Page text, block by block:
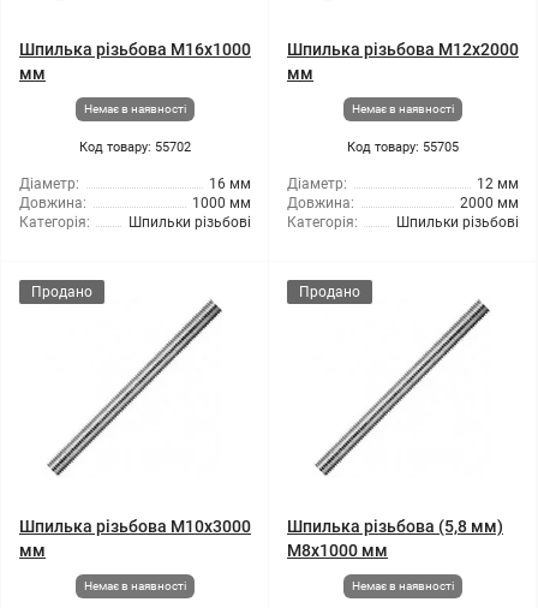
Шпилька різьбова M16x1000
мм
Немає в наявності
Код товару: 55702
Діаметр:
16 мм
Довжина:
1000 мм
Категорія:
Шпильки різьбові
Шпилька різьбова M12x2000
мм
Немає в наявності
Код товару: 55705
Діаметр:
12 мм
Довжина:
2000 мм
Категорія:
Шпильки різьбові
Продано
Шпилька різьбова M10x3000
мм
Немає в наявності
Продано
Шпилька різьбова (5,8 мм)
M8x1000 мм
Немає в наявності